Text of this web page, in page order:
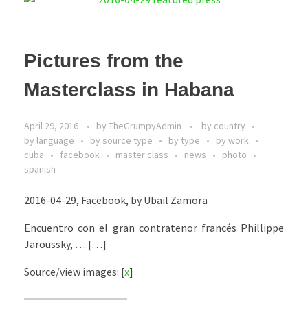
Pictures from the
Masterclass in Habana
April 29, 2016 by TheGrumpyAdmin
by country
by language
by source type by type
by work
cuba
facebook master class news
photo
spanish
2016-04-29, Facebook, by Ubail Zamora
Encuentro con el gran contratenor francés Phillippe
Jaroussky, … […]
Source/view images: [x]